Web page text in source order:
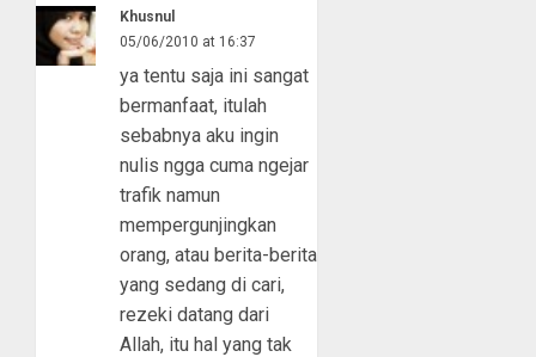
Khusnul
05/06/2010 at 16:37
ya tentu saja ini sangat
bermanfaat, itulah
sebabnya aku ingin
nulis ngga cuma ngejar
trafik namun
mempergunjingkan
orang, atau berita-berita
yang sedang di cari,
rezeki datang dari
Allah, itu hal yang tak